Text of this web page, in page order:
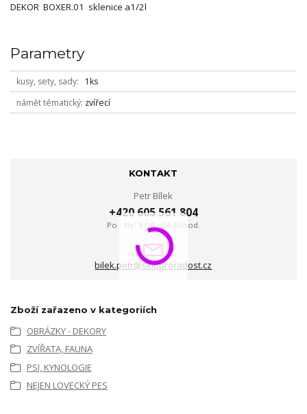
DEKOR BOXER.01 sklenice a1/2l
Parametry
kusy, sety, sady
1ks
námět tématický zvířecí
KONTAKT
Petr Bílek
+420 605 561 804
Po - Ne: 8:00 - 24:00hod.
bilek.petr@skloproradost.cz
Zboží zařazeno v kategoriích
OBRÁZKY - DEKORY
ZVÍŘATA, FAUNA
PSI, KYNOLOGIE
NEJEN LOVECKÝ PES